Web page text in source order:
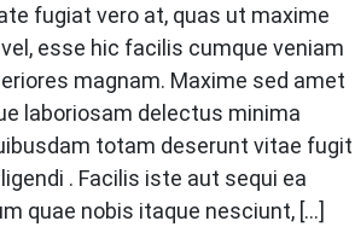
fugiat vero at, quas ut maxime
esse hic facilis cumque veniam
magnam. Maxime sed amet
laboriosam delectus minima
totam deserunt vitae fugit
. Facilis iste aut sequi ea
quae nobis itaque nesciunt, […]